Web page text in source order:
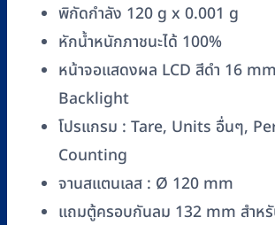
พิกัดกำลัง 120 g x 0.001 g
หักน้ำหนักภาชนะได้ 100%
หน้าจอแสดงผล LCD สีดำ 16
Backlight
โปรแกรม : Tare, Units อื่นๆ,
Counting
จานสแตนเลส : Ø 120 mm
แถมตู้ครอบกันลม 132 mm สำห